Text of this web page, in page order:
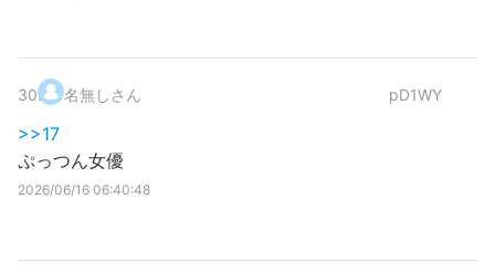
30. 名無しさん pD1WY
>>17
ぷっつん女優
2026/06/16 06:40:48